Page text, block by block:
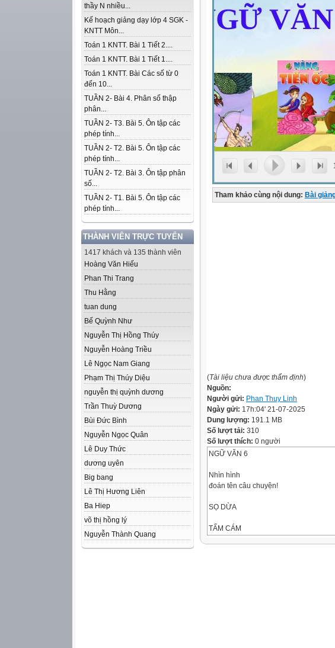
thầy N nhiều...
Kế hoạch giảng dạy lớp 4 SGK -
KNTT Môn...
Toán 1 KNTT. Bài 1 Tiết 2....
Toán 1 KNTT. Bài 1 Tiết 1....
Toán 1 KNTT. Bài Các số từ 0
đến 10...
TUẦN 2- Bài 4. Phân số thập
phân...
TUẦN 2- T3. Bài 5. Ôn tập các
phép tính...
TUẦN 2- T2. Bài 5. Ôn tập các
phép tính...
TUẦN 2- T2. Bài 3. Ôn tập phân
số...
TUẦN 2- T1. Bài 5. Ôn tập các
phép tính...
THÀNH VIÊN TRỰC TUYẾN
1417 khách và 135 thành viên
Hoàng Văn Hiếu
Phan Thi Trang
Thu Hằng
tuan dung
Bế Quỳnh Như
Nguyễn Thị Hồng Thúy
Nguyễn Hoàng Triều
Lê Ngọc Nam Giang
Phạm Thị Thúy Diệu
nguyễn thị quỳnh dương
Trần Thuỳ Dương
Bùi Đức Bình
Nguyễn Ngọc Quân
Lê Duy Thức
dương uyên
Big bang
Lê Thị Hương Liên
Ba Hiep
võ thị hồng lý
Nguyễn Thành Quang
1
Tham khảo cùng nội dung: Bài
(Tài liệu chưa được thẩm định)
Nguồn:
Người gửi: Phan Thuy Linh
Ngày gửi: 17h:04' 21-07-2025
Dung lượng: 191.1 MB
Số lượt tải: 310
Số lượt thích: 0 người
NGỮ VĂN 6
Nhìn hình
đoán tên câu chuyện!
SỌ DỪA
TẤM CÁM